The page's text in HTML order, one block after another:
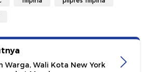
Warga, Wali Kota New York